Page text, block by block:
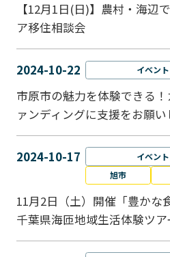
【12月1日(日)】農村・海辺
ア移住相談会
2024-10-22 イベント
市原市の魅力を体験できる
ァンディングに支援をお願い
2024-10-17 イベント
旭市
11月2日（土）開催「豊かな
千葉県海匝地域生活体験ツア